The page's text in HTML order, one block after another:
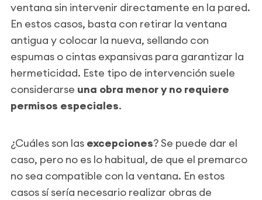
ventana sin intervenir directamente en la pared.
En estos casos, basta con retirar la ventana
antigua y colocar la nueva, sellando con
espumas o cintas expansivas para garantizar la
hermeticidad. Este tipo de intervención suele
considerarse una obra menor y no requiere
permisos especiales.
¿Cuáles son las excepciones? Se puede dar el
caso, pero no es lo habitual, de que el premarco
no sea compatible con la ventana. En estos
casos sí sería necesario realizar obras de